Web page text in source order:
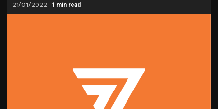
21/01/2022 1 min read